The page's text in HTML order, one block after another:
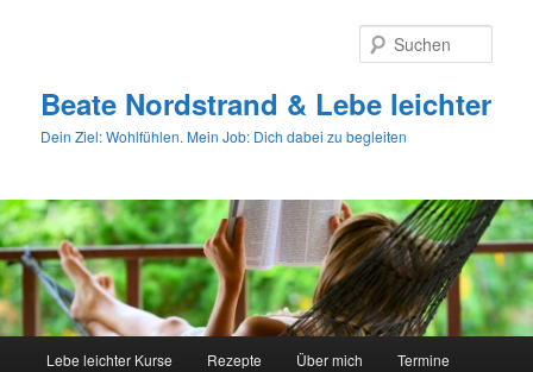
Beate Nordstrand & Lebe leichter
Dein Ziel: Wohlfühlen. Mein Job: Dich dabei zu begleiten
Lebe leichter Kurse Rezepte Über mich Termine